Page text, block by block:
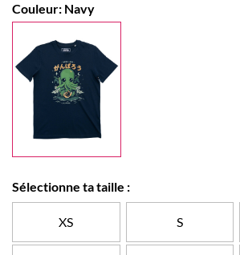
Couleur: Navy
Sélectionne ta taille :
XS S